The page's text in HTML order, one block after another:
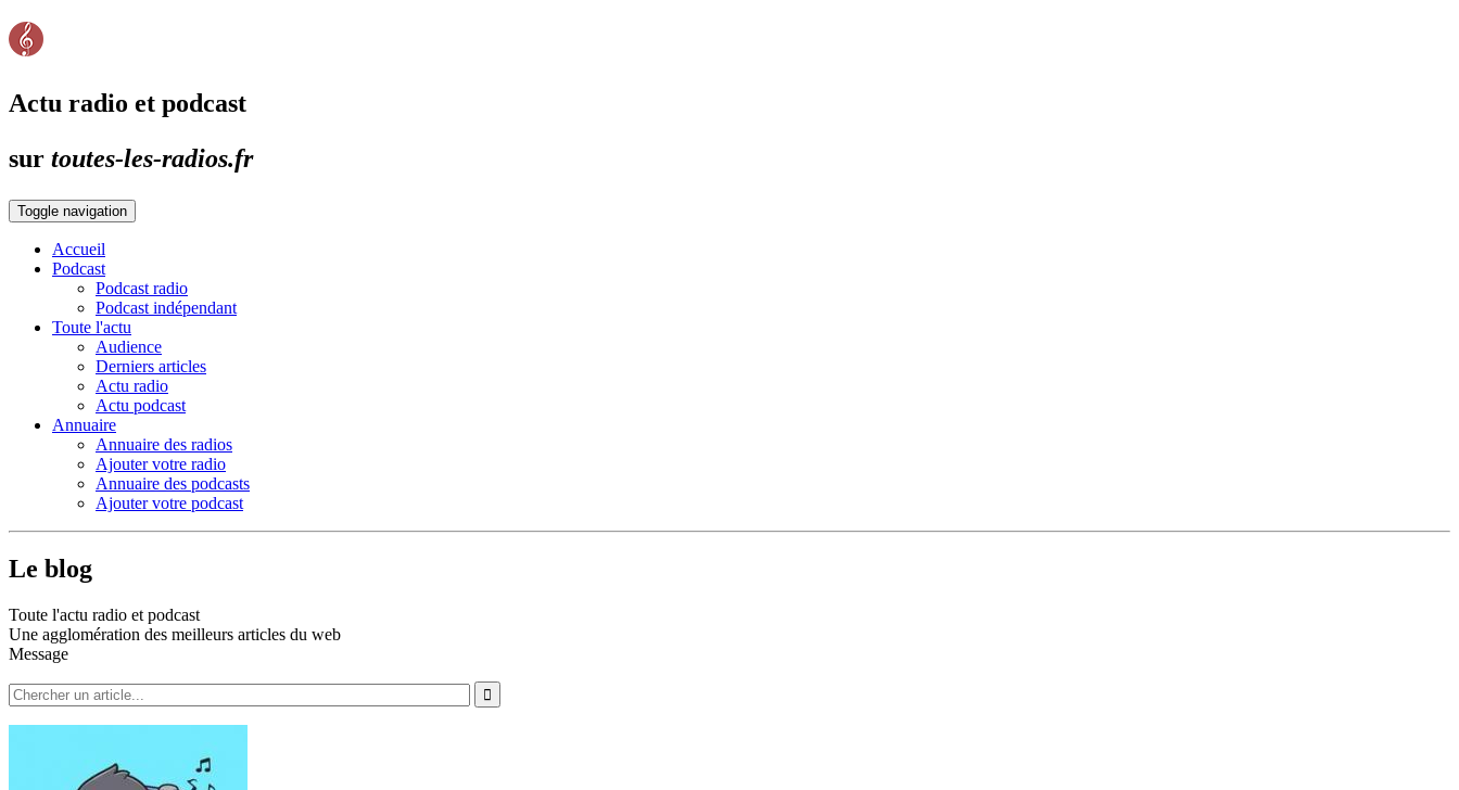
Actu radio et podcast
sur toutes-les-radios.fr
Toggle navigation
Accueil
Podcast
Podcast radio
Podcast indépendant
Toute l'actu
Audience
Derniers articles
Actu radio
Actu podcast
Annuaire
Annuaire des radios
Ajouter votre radio
Annuaire des podcasts
Ajouter votre podcast
Le blog
Toute l'actu radio et podcast
Une agglomération des meilleurs articles du web
Message